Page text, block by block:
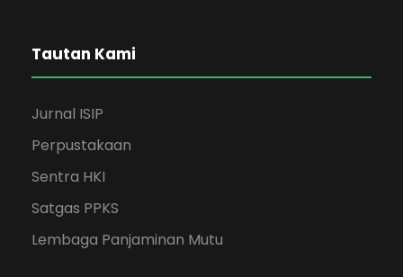
Tautan Kami
Jurnal ISIP
Perpustakaan
Sentra HKI
Satgas PPKS
Lembaga Panjaminan Mutu